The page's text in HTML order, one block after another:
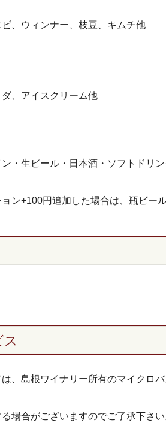
、ウィンナー、枝豆、キムチ他
、アイスクリーム他
・生ビール・日本酒・ソフトドリ
ン+100円追加した場合は、瓶ビール
、島根ワイナリー所有のマイクロ
場合がございますのでご了承下さい